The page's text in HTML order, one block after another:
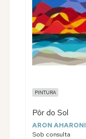
PINTURA
Pôr do Sol
ARON AHARONI
Sob consulta